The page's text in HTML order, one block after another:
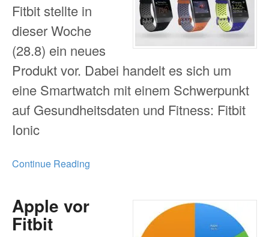
Fitbit stellte in
dieser Woche
(28.8) ein neues
Produkt vor. Dabei handelt es sich um
eine Smartwatch mit einem Schwerpunkt
auf Gesundheitsdaten und Fitness: Fitbit
Ionic
Continue Reading
Apple vor
Fitbit